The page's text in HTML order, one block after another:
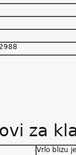
za
Vrlo blizu